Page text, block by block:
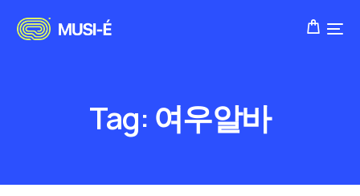
Tag: 여우알바